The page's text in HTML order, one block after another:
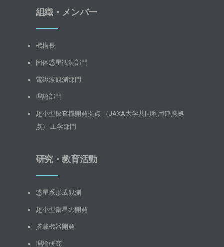
組織・メンバー
機構長
固体惑星観測部門
電磁波観測部門
理論部門
超小型探査機開発拠点 （JAXA大学共同利用連携拠
点） 工学部門
研究・教育活動
惑星系形成観測
超小型衛星の開発
搭載機器開発
理論研究